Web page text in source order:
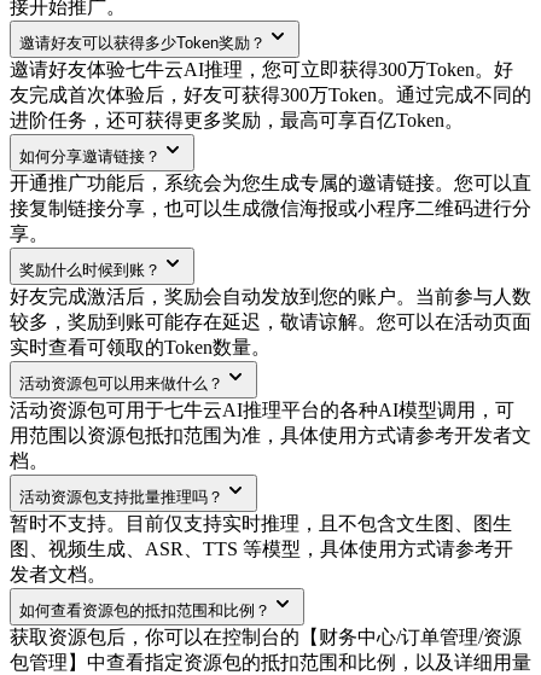
接开始推广。
邀请好友可以获得多少Token奖励？
邀请好友体验七牛云AI推理，您可立即获得300万Token。好
友完成首次体验后，好友可获得300万Token。通过完成不同的
进阶任务，还可获得更多奖励，最高可享百亿Token。
如何分享邀请链接？
开通推广功能后，系统会为您生成专属的邀请链接。您可以直
接复制链接分享，也可以生成微信海报或小程序二维码进行分
享。
奖励什么时候到账？
好友完成激活后，奖励会自动发放到您的账户。当前参与人数
较多，奖励到账可能存在延迟，敬请谅解。您可以在活动页面
实时查看可领取的Token数量。
活动资源包可以用来做什么？
活动资源包可用于七牛云AI推理平台的各种AI模型调用，可
用范围以资源包抵扣范围为准，具体使用方式请参考开发者文
档。
活动资源包支持批量推理吗？
暂时不支持。目前仅支持实时推理，且不包含文生图、图生
图、视频生成、ASR、TTS 等模型，具体使用方式请参考开
发者文档。
如何查看资源包的抵扣范围和比例？
获取资源包后，你可以在控制台的【财务中心/订单管理/资源
包管理】中查看指定资源包的抵扣范围和比例，以及详细用量